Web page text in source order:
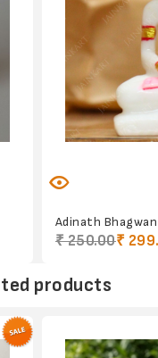
Adinath
₹ 250.00₹
products